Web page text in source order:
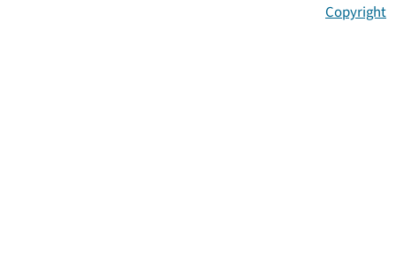
Copyright